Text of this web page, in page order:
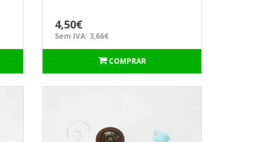
4,50€
Sem IVA: 3,66€
COMPRAR